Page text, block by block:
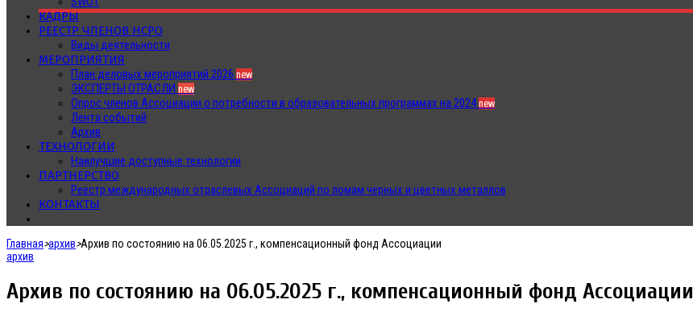
КАДРЫ
РЕЕСТР ЧЛЕНОВ НСРО
Виды деятельности
МЕРОПРИЯТИЯ
План деловых мероприятий 2026 new
ЭКСПЕРТЫ ОТРАСЛИ new
Опрос членов Ассоциации о потребности в образовательных программах на 2024new
Лента событий
Архив
ТЕХНОЛОГИИ
Наилучшие доступные технологии
ПАРТНЕРСТВО
Реестр международных отраслевых Ассоциаций по ломам черных и цветных металлов
КОНТАКТЫ
Главная>архив>Архив по состоянию на 06.05.2025 г., компенсационный фонд Ассоциации
архив
Архив по состоянию на 06.05.2025 г., компенсационный фонд Ассоциации